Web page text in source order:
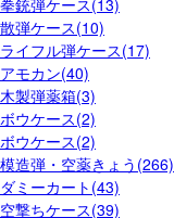
散弾ケース(10)
ライフル弾ケース(17)
アモカン(40)
木製弾薬箱(3)
ボウケース(2)
ボウケース(2)
模造弾・空薬きょう(266)
ダミーカート(43)
空撃ちケース(39)